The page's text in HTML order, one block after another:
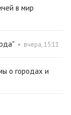
в мир
• вчера, 15:11
о городах и